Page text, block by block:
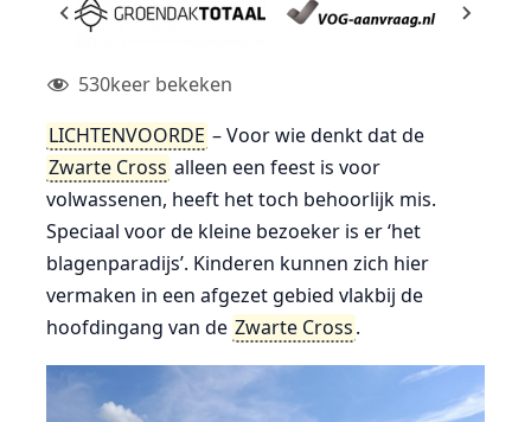
530keer bekeken
LICHTENVOORDE – Voor wie denkt dat de
Zwarte Cross alleen een feest is voor
volwassenen, heeft het toch behoorlijk mis.
Speciaal voor de kleine bezoeker is er ‘het
blagenparadijs’. Kinderen kunnen zich hier
vermaken in een afgezet gebied vlakbij de
hoofdingang van de Zwarte Cross.